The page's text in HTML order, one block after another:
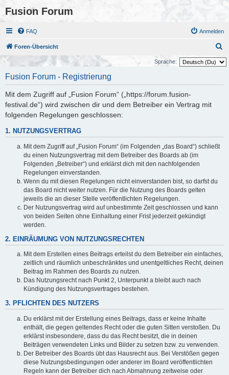
Fusion Forum
FAQ Anmelden
Foren-Übersicht
u
Sprache:
Fusion Forum - Registrierung
Mit dem Zugriff auf „Fusion Forum“ („https://forum.fusion-
festival.de“) wird zwischen dir und dem Betreiber ein Vertrag mit
folgenden Regelungen geschlossen:
1. NUTZUNGSVERTRAG
Mit dem Zugriff auf „Fusion Forum“ (im Folgenden „das Board“) schließt
du einen Nutzungsvertrag mit dem Betreiber des Boards ab (im
Folgenden „Betreiber“) und erklärst dich mit den nachfolgenden
Regelungen einverstanden.
Wenn du mit diesen Regelungen nicht einverstanden bist, so darfst du
das Board nicht weiter nutzen. Für die Nutzung des Boards gelten
jeweils die an dieser Stelle veröffentlichten Regelungen.
Der Nutzungsvertrag wird auf unbestimmte Zeit geschlossen und kann
von beiden Seiten ohne Einhaltung einer Frist jederzeit gekündigt
werden.
2. EINRÄUMUNG VON NUTZUNGSRECHTEN
Mit dem Erstellen eines Beitrags erteilst du dem Betreiber ein einfaches,
zeitlich und räumlich unbeschränktes und unentgeltliches Recht, deinen
Beitrag im Rahmen des Boards zu nutzen.
Das Nutzungsrecht nach Punkt 2, Unterpunkt a bleibt auch nach
Kündigung des Nutzungsvertrages bestehen.
3. PFLICHTEN DES NUTZERS
Du erklärst mit der Erstellung eines Beitrags, dass er keine Inhalte
enthält, die gegen geltendes Recht oder die guten Sitten verstoßen. Du
erklärst insbesondere, dass du das Recht besitzt, die in deinen
Beiträgen verwendeten Links und Bilder zu setzen bzw. zu verwenden.
Der Betreiber des Boards übt das Hausrecht aus. Bei Verstößen gegen
diese Nutzungsbedingungen oder anderer im Board veröffentlichten
Regeln kann der Betreiber dich nach Abmahnung zeitweise oder